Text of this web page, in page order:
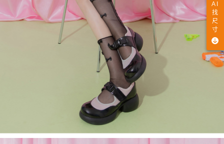
AI
找
尺
寸